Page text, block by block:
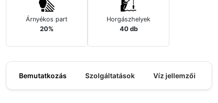
Árnyékos part
20%
Horgászhelyek
40 db
Bemutatkozás Szolgáltatások Víz jellemzői